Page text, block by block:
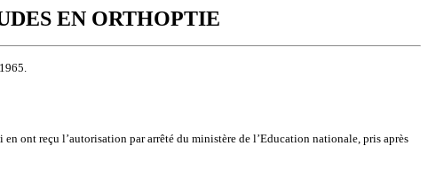
EN ORTHOPTIE
ont reçu l’autorisation par arrêté du ministère de l’Education nationale, pris après